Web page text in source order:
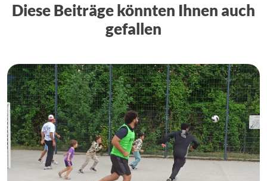
Diese Beiträge könnten Ihnen auch
gefallen